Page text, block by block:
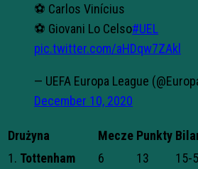
⚽️ Carlos Vinícius
⚽️ Giovani Lo Celso#UEL
pic.twitter.com/aHDqw7ZAkl
— UEFA Europa League
December 10, 2020
Drużyna Mecze Punkty
1. Tottenham 6 13
15-5